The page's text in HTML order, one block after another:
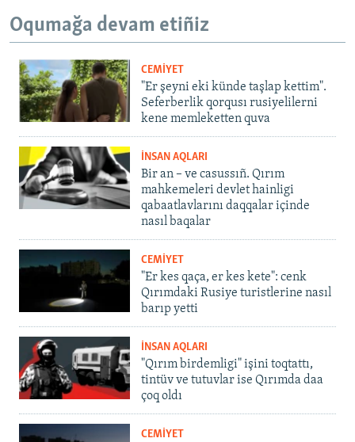
Oqumağa devam etiñiz
CEMİYET
"Er şeyni eki künde taşlap kettim".
Seferberlik qorqusı rusiyelilerni
kene memleketten quva
İNSAN AQLARI
Bir an – ve casussıñ. Qırım
mahkemeleri devlet hainligi
qabaatlavlarını daqqalar içinde
nasıl baqalar
CEMİYET
"Er kes qaça, er kes kete": cenk
Qırımdaki Rusiye turistlerine nasıl
barıp yetti
İNSAN AQLARI
"Qırım birdemligi" işini toqtattı,
tintüv ve tutuvlar ise Qırımda daa
çoq oldı
CEMİYET